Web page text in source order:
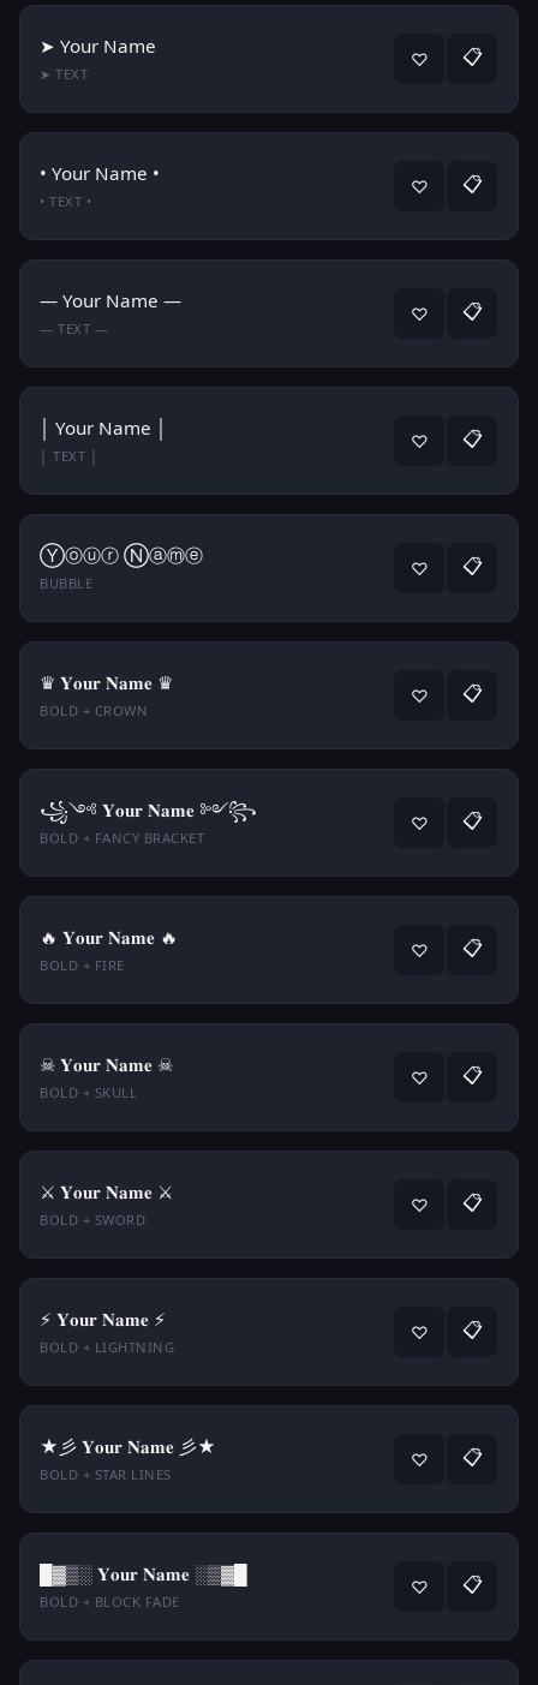
➤ Your Name
➤ TEXT
♡ 📋
• Your Name •
• TEXT •
♡ 📋
— Your Name —
— TEXT —
♡ 📋
│ Your Name │
│ TEXT │
♡ 📋
Ⓨⓞⓤⓡ Ⓝⓐⓜⓔ
BUBBLE
♡ 📋
♛ 𝐘𝐨𝐮𝐫 𝐍𝐚𝐦𝐞 ♛
BOLD + CROWN
♡ 📋
꧁༺ 𝐘𝐨𝐮𝐫 𝐍𝐚𝐦𝐞 ༻꧂
BOLD + FANCY BRACKET
♡ 📋
🔥 𝐘𝐨𝐮𝐫 𝐍𝐚𝐦𝐞 🔥
BOLD + FIRE
♡ 📋
☠ 𝐘𝐨𝐮𝐫 𝐍𝐚𝐦𝐞 ☠
BOLD + SKULL
♡ 📋
⚔️ 𝐘𝐨𝐮𝐫 𝐍𝐚𝐦𝐞 ⚔️
BOLD + SWORD
♡ 📋
⚡ 𝐘𝐨𝐮𝐫 𝐍𝐚𝐦𝐞 ⚡
BOLD + LIGHTNING
♡ 📋
★彡 𝐘𝐨𝐮𝐫 𝐍𝐚𝐦𝐞 彡★
BOLD + STAR LINES
♡ 📋
█▓▒░ 𝐘𝐨𝐮𝐫 𝐍𝐚𝐦𝐞 ░▒▓█
BOLD + BLOCK FADE
♡ 📋